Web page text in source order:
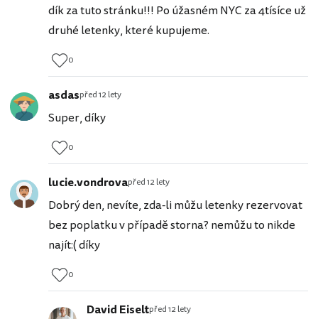
dík za tuto stránku!!! Po úžasném NYC za 4tísíce už
druhé letenky, které kupujeme.
0
asdaspřed 12 lety
Super, díky
0
lucie.vondrovapřed 12 lety
Dobrý den, nevíte, zda-li můžu letenky rezervovat
bez poplatku v případě storna? nemůžu to nikde
najít:( díky
0
David Eiseltpřed 12 lety